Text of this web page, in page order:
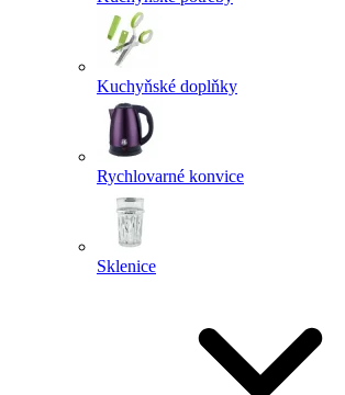
Kuchyňské doplňky
Rychlovarné konvice
Sklenice